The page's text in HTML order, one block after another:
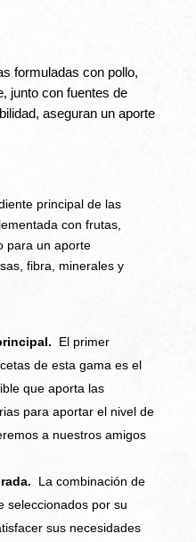
formuladas con pollo,
junto con fuentes de
aseguran un aporte
principal de las
con frutas,
para un aporte
fibra, minerales y
El primer
de esta gama es el
que aporta las
para aportar el nivel de
a nuestros amigos
La combinación de
seleccionados por su
sus necesidades